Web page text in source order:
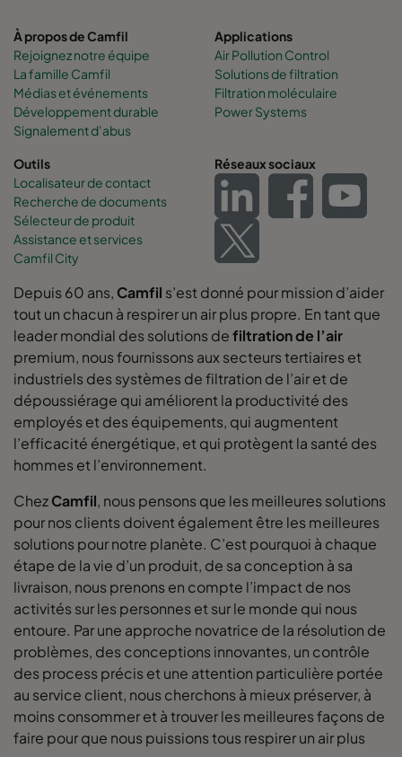
À propos de Camfil
Rejoignez notre équipe
La famille Camfil
Médias et événements
Développement durable
Signalement d’abus
Applications
Air Pollution Control
Solutions de filtration
Filtration moléculaire
Power Systems
Outils
Localisateur de contact
Recherche de documents
Sélecteur de produit
Assistance et services
Camfil City
Réseaux sociaux
Depuis 60 ans, Camfil s’est donné pour mission d’aider
tout un chacun à respirer un air plus propre. En tant que
leader mondial des solutions defiltration de l’air
premium, nous fournissons aux secteurs tertiaires et
industriels des systèmes de filtration de l’air et de
dépoussiérage qui améliorent la productivité des
employés et des équipements, qui augmentent
l’efficacité énergétique, et qui protègent la santé des
hommes et l’environnement.
ChezCamfil, nous pensons que les meilleures solutions
pour nos clients doivent également être les meilleures
solutions pour notre planète. C’est pourquoi à chaque
étape de la vie d’un produit, de sa conception à sa
livraison, nous prenons en compte l’impact de nos
activités sur les personnes et sur le monde qui nous
entoure. Par une approche novatrice de la résolution de
problèmes, des conceptions innovantes, un contrôle
des process précis et une attention particulière portée
au service client, nous cherchons à mieux préserver, à
moins consommer et à trouver les meilleures façons de
faire pour que nous puissions tous respirer un air plus